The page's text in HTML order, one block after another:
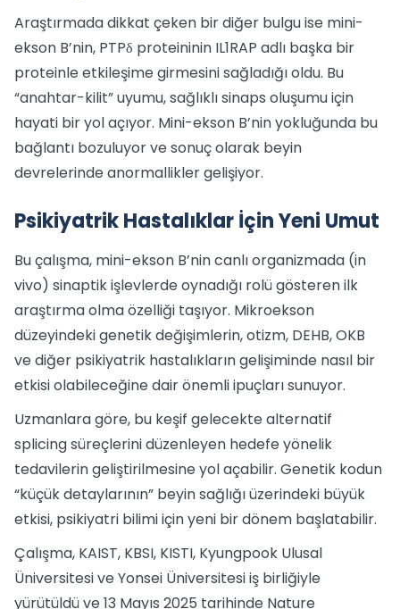
Araştırmada dikkat çeken bir diğer bulgu ise mini-
ekson B’nin, PTPδ proteininin IL1RAP adlı başka bir
proteinle etkileşime girmesini sağladığı oldu. Bu
“anahtar-kilit” uyumu, sağlıklı sinaps oluşumu için
hayati bir yol açıyor. Mini-ekson B’nin yokluğunda bu
bağlantı bozuluyor ve sonuç olarak beyin
devrelerinde anormallikler gelişiyor.
Psikiyatrik Hastalıklar İçin Yeni Umut
Bu çalışma, mini-ekson B’nin canlı organizmada (in
vivo) sinaptik işlevlerde oynadığı rolü gösteren ilk
araştırma olma özelliği taşıyor. Mikroekson
düzeyindeki genetik değişimlerin, otizm, DEHB, OKB
ve diğer psikiyatrik hastalıkların gelişiminde nasıl bir
etkisi olabileceğine dair önemli ipuçları sunuyor.
Uzmanlara göre, bu keşif gelecekte alternatif
splicing süreçlerini düzenleyen hedefe yönelik
tedavilerin geliştirilmesine yol açabilir. Genetik kodun
“küçük detaylarının” beyin sağlığı üzerindeki büyük
etkisi, psikiyatri bilimi için yeni bir dönem başlatabilir.
Çalışma, KAIST, KBSI, KISTI, Kyungpook Ulusal
Üniversitesi ve Yonsei Üniversitesi iş birliğiyle
yürütüldü ve 13 Mayıs 2025 tarihinde Nature